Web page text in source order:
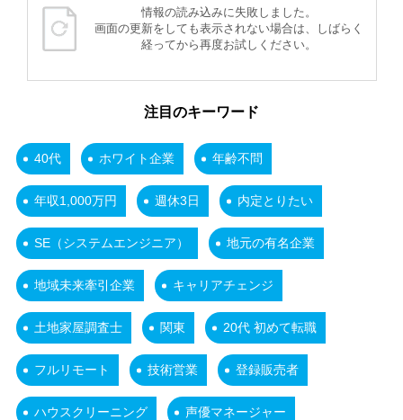
情報の読み込みに失敗しました。
画面の更新をしても表示されない場合は、しばらく
経ってから再度お試しください。
注目のキーワード
40代 ホワイト企業 年齢不問
年収1,000万円 週休3日 内定とりたい
SE（システムエンジニア） 地元の有名企業
地域未来牽引企業 キャリアチェンジ
土地家屋調査士 関東 20代 初めて転職
フルリモート 技術営業 登録販売者
ハウスクリーニング 声優マネージャー